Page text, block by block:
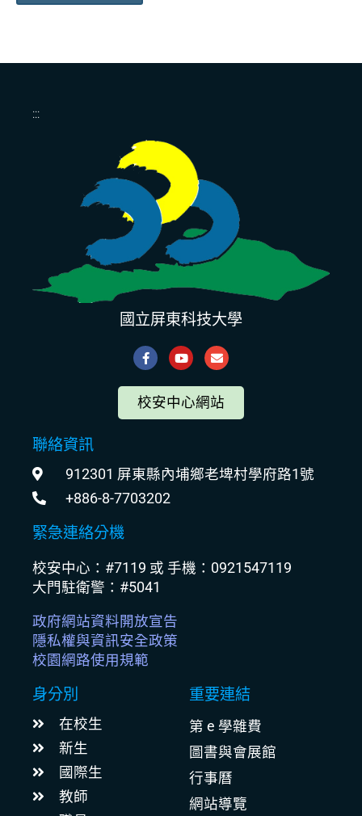
:::
國立屏東科技大學
校安中心網站
聯絡資訊
912301 屏東縣內埔鄉老埤村學府路1號
+886-8-7703202
緊急連絡分機
校安中心：#7119 或 手機：0921547119
大門駐衛警：#5041
政府網站資料開放宣告
隱私權與資訊安全政策
校園網路使用規範
身分別
在校生
新生
國際生
教師
重要連結
第 e 學雜費
圖書與會展館
行事曆
網站導覽